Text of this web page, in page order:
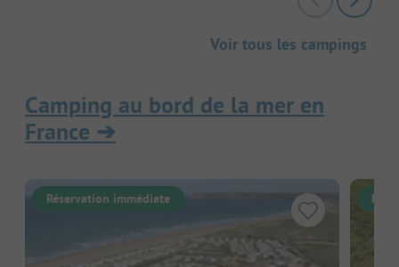
Voir tous les campings
Camping au bord de la mer en
France ➔
Réservation immédiate